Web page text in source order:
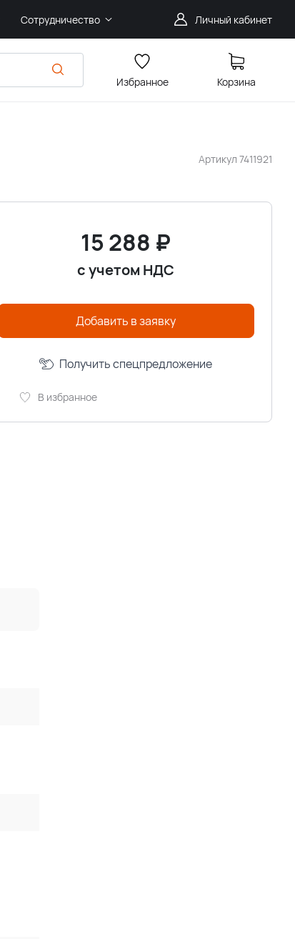
Сотрудничество Личный кабинет
Избранное Корзина
Артикул 7411921
15 288 ₽
с учетом НДС
Добавить в заявку
В избранное
Получить спецпредложение